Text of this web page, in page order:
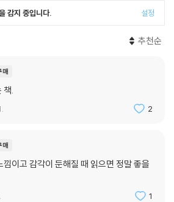
으로는 인생의 시련을 극복할 수 없다. 인생을
는 사람은 현재 상태에 집중하는 삶을 살아가
서 삶의 의미를 가진다. 문제를 해결하려는
회피하거나 속이려 들지 않고, 자신의 잘못
시스트가 아니기 때문에 다른 사람에게도 관
세워진 사람인가, 잘못된 지주를 붙잡고 삶의
꼭 발견하기를 바란다.
감지 중입니다. 설정
추천순
매
책.
2
매
이고 감각이 둔해질 때 읽으면 정말 좋을
1